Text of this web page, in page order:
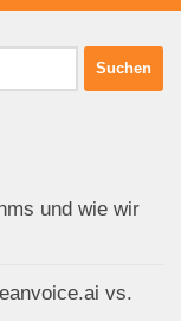
und wie wir
vs.